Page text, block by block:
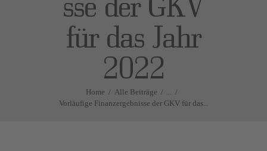
für das Jahr
2022
Home Alle Beiträge
...
Vorläufige Finanzergebnisse der GKV für das...